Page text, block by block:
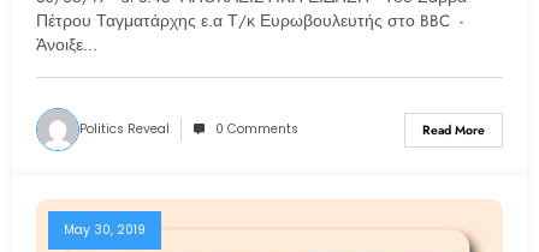
Πέτρου Ταγματάρχης ε.α Τ/κ Ευρωβουλευτής στο BBC -
Άνοιξε…
Politics Reveal 0 Comments Read More
May 30, 2019